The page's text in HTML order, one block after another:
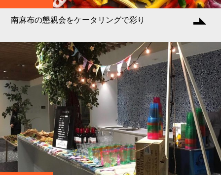
南麻布の懇親会をケータリングで彩り